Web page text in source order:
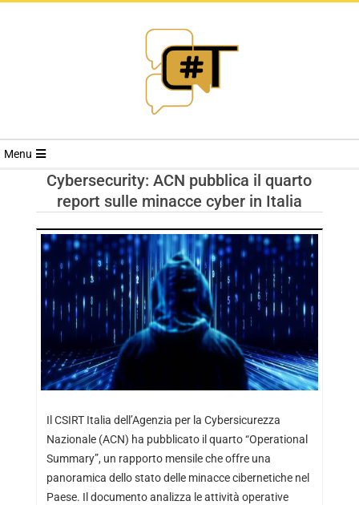
RIVISTA
TRENDS
Menu
Cybersecurity: ACN pubblica il quarto
report sulle minacce cyber in Italia
Il CSIRT Italia dell’Agenzia per la Cybersicurezza
Nazionale (ACN) ha pubblicato il quarto “Operational
Summary”, un rapporto mensile che offre una
panoramica dello stato delle minacce cibernetiche nel
Paese. Il documento analizza le attività operative